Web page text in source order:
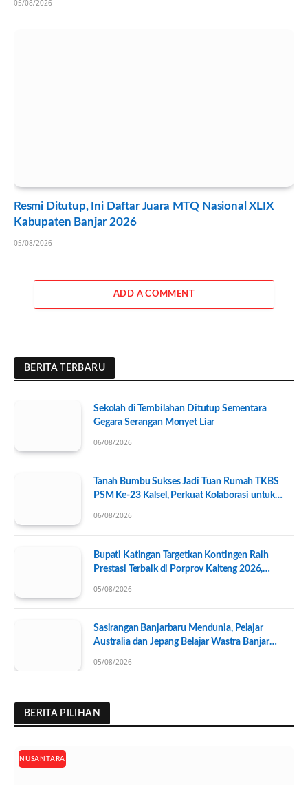
05/08/2026
Resmi Ditutup, Ini Daftar Juara MTQ Nasional XLIX
Kabupaten Banjar 2026
05/08/2026
ADD A COMMENT
BERITA TERBARU
Sekolah di Tembilahan Ditutup Sementara
Gegara Serangan Monyet Liar
06/08/2026
Tanah Bumbu Sukses Jadi Tuan Rumah TKBS
PSM Ke-23 Kalsel, Perkuat Kolaborasi untuk
06/08/2026
Bupati Katingan Targetkan Kontingen Raih
Prestasi Terbaik di Porprov Kalteng 2026,
05/08/2026
Sasirangan Banjarbaru Mendunia, Pelajar
Australia dan Jepang Belajar Wastra Banjar
05/08/2026
BERITA PILIHAN
NUSANTARA